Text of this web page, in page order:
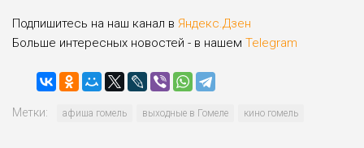
Подпишитесь на наш канал в Яндекс.Дзен
Больше интересных новостей - в нашем Telegram
Метки: афиша гомель выходные в Гомеле кино гомель